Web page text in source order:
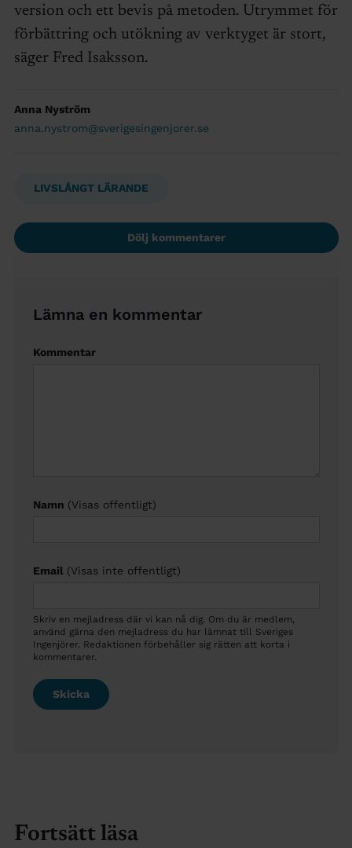
version och ett bevis på metoden. Utrymmet för
förbättring och utökning av verktyget är stort,
säger Fred Isaksson.
Anna Nyström
anna.nystrom@sverigesingenjorer.se
LIVSLÅNGT LÄRANDE
Dölj kommentarer
Lämna en kommentar
Kommentar
Namn (Visas offentligt)
Email (Visas inte offentligt)
Skriv en mejladress där vi kan nå dig. Om du är medlem,
använd gärna den mejladress du har lämnat till Sveriges
Ingenjörer. Redaktionen förbehåller sig rätten att korta i
kommentarer.
Fortsätt läsa